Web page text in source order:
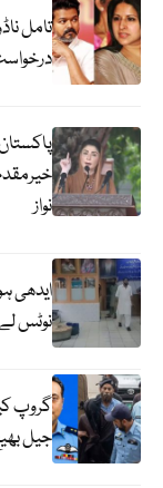
تامل
نواز
ایدھی
نوٹس لے
گروپ
جیل